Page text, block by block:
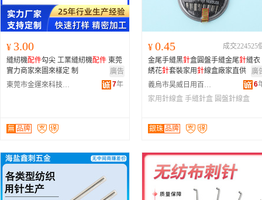
¥ 3.00
縫紉機配件勾尖 工業縫紉機配件 東莞
實力商家來圖來樣定 制
廣告
東莞市金運來科技有限公司
7年
無 品牌
¥ 0.45
成交224525
金尾手縫黑針盒圓盤手縫金尾針縫衣
綉花針套裝家用針線盒廠家直供
廣
義烏市昊威日用百貨有限公司
6
家用針線盒 手縫針盒 圓盤針線盒
銀珠 品牌